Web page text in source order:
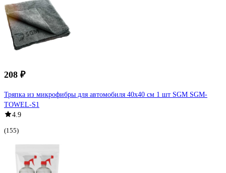
208 ₽
Тряпка из микрофибры для автомобиля 40х40 см 1 шт SGM SGM-
TOWEL-S1
4.9
(155)